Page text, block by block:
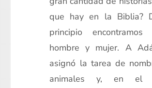
que hay en la Biblia?
principio
hombre y mujer. A
asignó la tarea de
animales y, en el